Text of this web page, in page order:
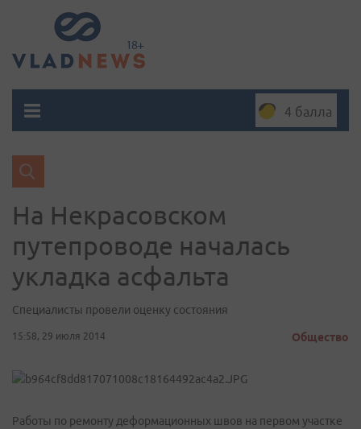
4 балла
На Некрасовском
путепроводе началась
укладка асфальта
Cпециалисты провели оценку состояния
15:58, 29 июля 2014 Общество
Работы по ремонту деформационных швов на первом участке